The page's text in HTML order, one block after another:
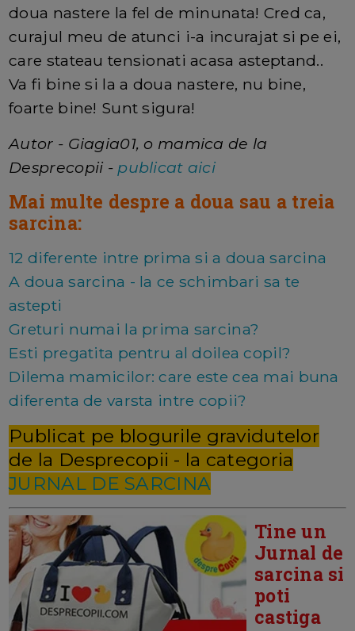
doua nastere la fel de minunata! Cred ca,
curajul meu de atunci i-a incurajat si pe ei,
care stateau tensionati acasa asteptand..
Va fi bine si la a doua nastere, nu bine,
foarte bine! Sunt sigura!
Autor - Giagia01, o mamica de la
Desprecopii - publicat aici
Mai multe despre a doua sau a treia
sarcina:
12 diferente intre prima si a doua sarcina
A doua sarcina - la ce schimbari sa te
astepti
Greturi numai la prima sarcina?
Esti pregatita pentru al doilea copil?
Dilema mamicilor: care este cea mai buna
diferenta de varsta intre copii?
Publicat pe blogurile gravidutelor
de la Desprecopii - la categoria
JURNAL DE SARCINA
Tine un
Jurnal de
sarcina si
poti
castiga